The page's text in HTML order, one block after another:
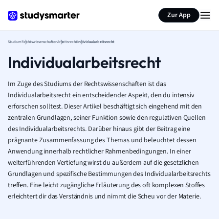
Zur App
StudiumRechtswissenschaftenArbeitsrechtIndividualarbeitsrecht
Individualarbeitsrecht
Im Zuge des Studiums der Rechtswissenschaften ist das
Individualarbeitsrecht ein entscheidender Aspekt, den du intensiv
erforschen solltest. Dieser Artikel beschäftigt sich eingehend mit den
zentralen Grundlagen, seiner Funktion sowie den regulativen Quellen
des Individualarbeitsrechts. Darüber hinaus gibt der Beitrag eine
prägnante Zusammenfassung des Themas und beleuchtet dessen
Anwendung innerhalb rechtlicher Rahmenbedingungen. In einer
weiterführenden Vertiefung wirst du außerdem auf die gesetzlichen
Grundlagen und spezifische Bestimmungen des Individualarbeitsrechts
treffen. Eine leicht zugängliche Erläuterung des oft komplexen Stoffes
erleichtert dir das Verständnis und nimmt die Scheu vor der Materie.